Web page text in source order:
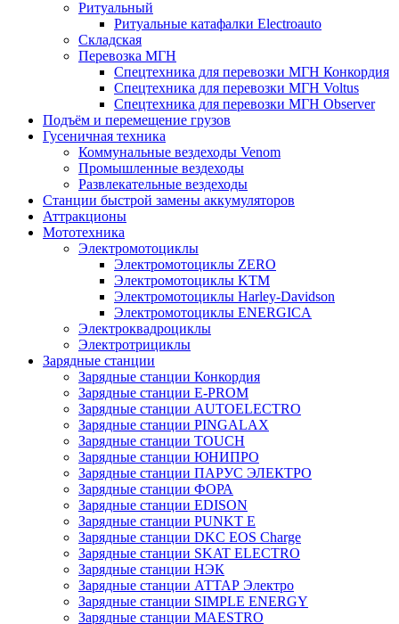
Ритуальный
Ритуальные катафалки Electroauto
Складская
Перевозка МГН
Спецтехника для перевозки МГН Конкордия
Спецтехника для перевозки МГН Voltus
Спецтехника для перевозки МГН Observer
Подъём и перемещение грузов
Гусеничная техника
Коммунальные вездеходы Venom
Промышленные вездеходы
Развлекательные вездеходы
Станции быстрой замены аккумуляторов
Аттракционы
Мототехника
Электромотоциклы
Электромотоциклы ZERO
Электромотоциклы KTM
Электромотоциклы Harley-Davidson
Электромотоциклы ENERGICA
Электроквадроциклы
Электротрициклы
Зарядные станции
Зарядные станции Конкордия
Зарядные станции E-PROM
Зарядные станции AUTOELECTRO
Зарядные станции PINGALAX
Зарядные станции TOUCH
Зарядные станции ЮНИПРО
Зарядные станции ПАРУС ЭЛЕКТРО
Зарядные станции ФОРА
Зарядные станции EDISON
Зарядные станции PUNKT E
Зарядные станции DKC EOS Charge
Зарядные станции SKAT ELECTRO
Зарядные станции НЭК
Зарядные станции АТТАР Электро
Зарядные станции SIMPLE ENERGY
Зарядные станции MAESTRO